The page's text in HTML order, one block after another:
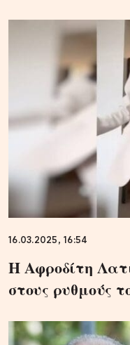
16.03.2025, 16:54
Η Αφροδίτη
στους ρυθμούς